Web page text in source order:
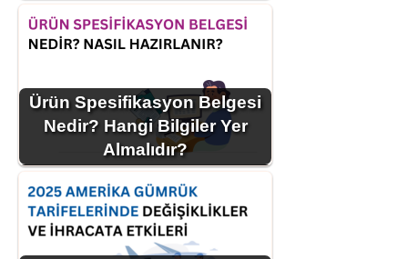
Ürün Spesifikasyon Belgesi
Nedir? Hangi Bilgiler Yer
Almalıdır?